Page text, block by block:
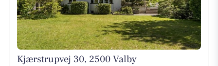
Kjærstrupvej 30, 2500 Valby